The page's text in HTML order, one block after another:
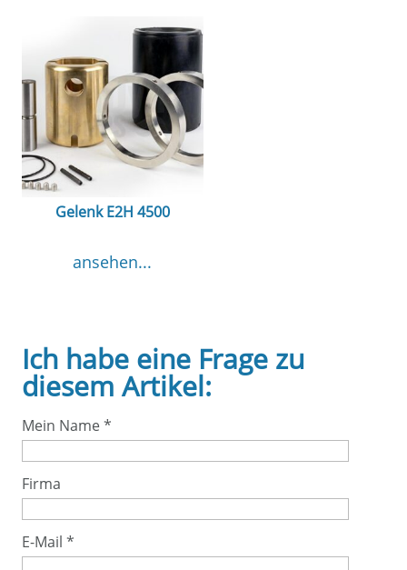
Gelenk E2H 4500
ansehen...
Ich habe eine Frage zu
diesem Artikel:
Mein Name*
Firma
E-Mail *